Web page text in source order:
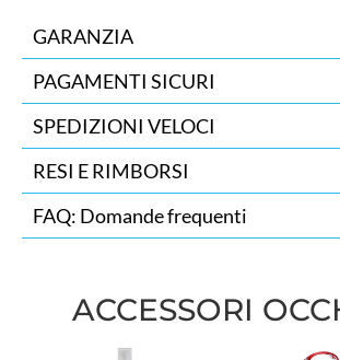
GARANZIA
PAGAMENTI SICURI
SPEDIZIONI VELOCI
RESI E RIMBORSI
FAQ: Domande frequenti
ACCESSORI